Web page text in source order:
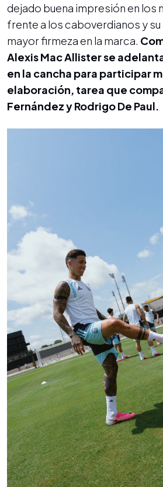
dejado buena impresión en los
frente a los caboverdianos y
mayor firmeza en la marca.
Alexis Mac Allister se
en la cancha para participar
elaboración, tarea que
Fernández y Rodrigo De Paul.